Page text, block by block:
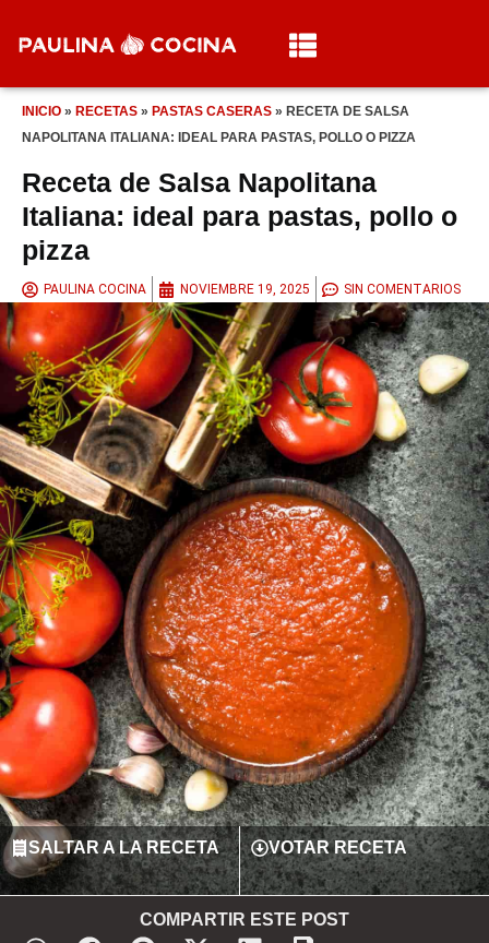
INICIO » RECETAS » PASTAS CASERAS » RECETA DE SALSA
NAPOLITANA ITALIANA: IDEAL PARA PASTAS, POLLO O PIZZA
Receta de Salsa Napolitana
Italiana: ideal para pastas, pollo o
pizza
PAULINA COCINA NOVIEMBRE 19, 2025 SIN COMENTARIOS
SALTAR A LA RECETA VOTAR RECETA
COMPARTIR ESTE POST